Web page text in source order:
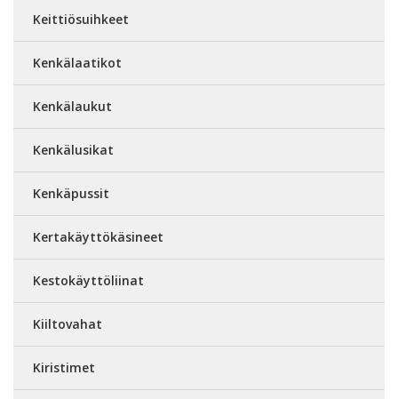
Keittiösuihkeet
Kenkälaatikot
Kenkälaukut
Kenkälusikat
Kenkäpussit
Kertakäyttökäsineet
Kestokäyttöliinat
Kiiltovahat
Kiristimet